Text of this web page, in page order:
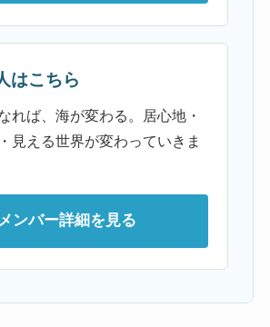
はこちら
れば、海が変わる。居心地・
見える世界が変わっていきま
ンバー詳細を見る